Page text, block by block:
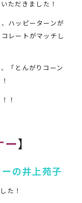
ただきました！
ハッピーターンが
レートがマッチし
「とんがりコーン
！
ー】
の井上苑子
た！